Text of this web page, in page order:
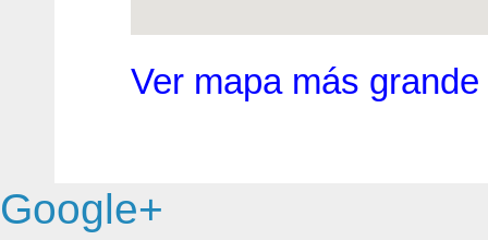
Ver mapa más grande
Google+